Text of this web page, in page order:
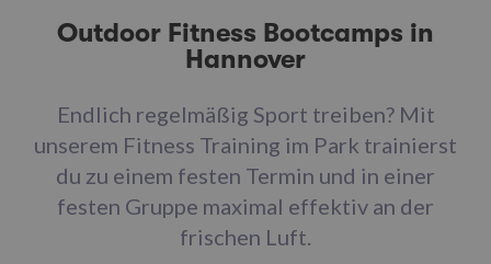
Outdoor Fitness Bootcamps in
Hannover
Endlich regelmäßig Sport treiben? Mit
unserem Fitness Training im Park trainierst
du zu einem festen Termin und in einer
festen Gruppe maximal effektiv an der
frischen Luft.